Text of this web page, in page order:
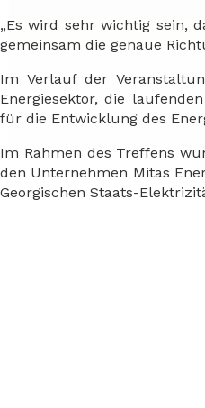
„Es wird sehr wichtig sein,
gemeinsam die genaue
Im Verlauf der
Energiesektor, die
für die Entwicklung des
Im Rahmen des Treffens
den Unternehmen Mitas
Georgischen Staats-